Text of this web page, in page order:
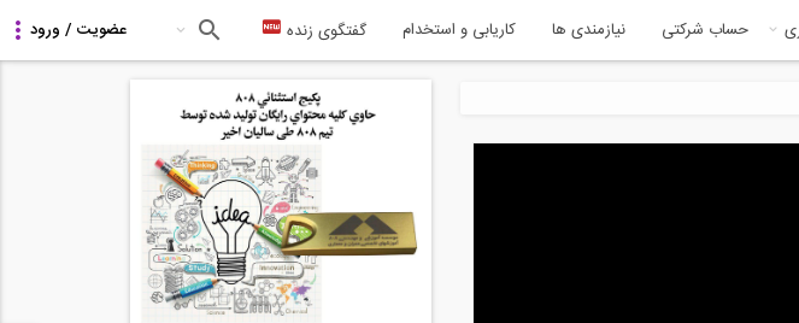
حساب شرکتی نیازمندی ها کاریابی و استخدام گفتگوی زنده